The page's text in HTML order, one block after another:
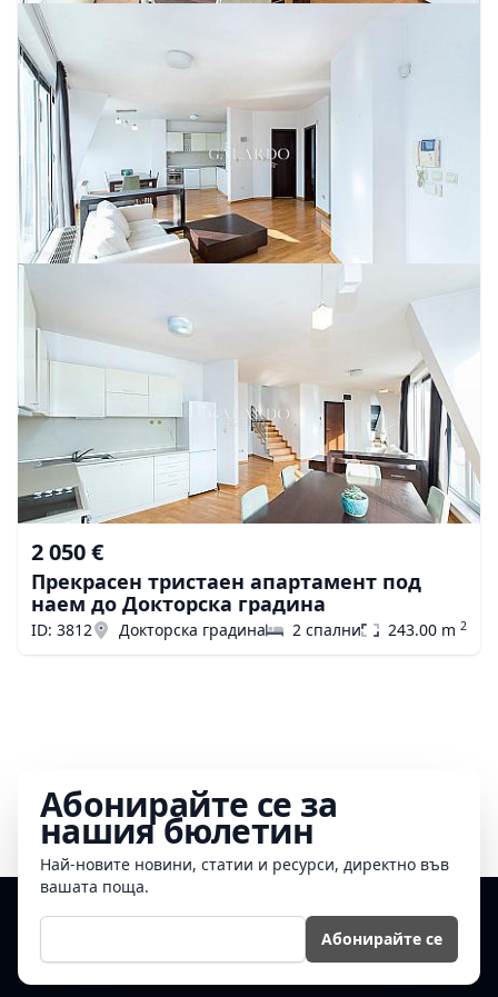
2 050 €
Прекрасен тристаен апартамент под
наем до Докторска градина
ID: 3812 Докторска градина 2 спални 243.00 m 2
Абонирайте се за
нашия бюлетин
Най-новите новини, статии и ресурси, директно във
вашата поща.
Е-мейл
Абонирайте се